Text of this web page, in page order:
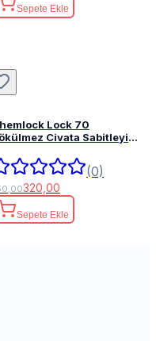
Sepete Ekle
Lock 70
Civata Sabitleyici
(0)
320,00
Sepete Ekle